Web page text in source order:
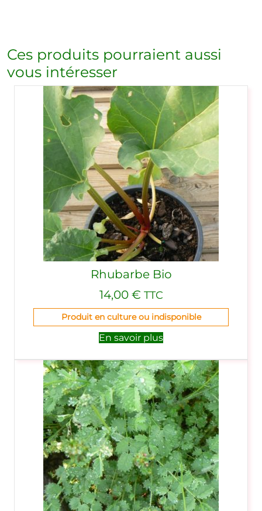
Ces produits pourraient aussi
vous intéresser
Rhubarbe Bio
14,00 € TTC
Produit en culture ou indisponible
En savoir plus